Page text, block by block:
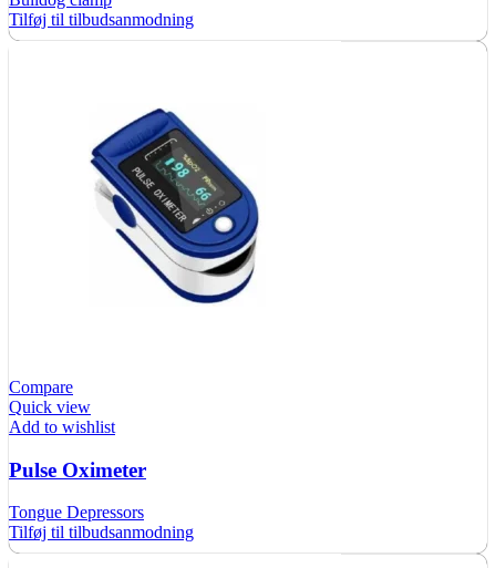
Tilføj til tilbudsanmodning
Compare
Quick view
Add to wishlist
Pulse Oximeter
Tongue Depressors
Tilføj til tilbudsanmodning